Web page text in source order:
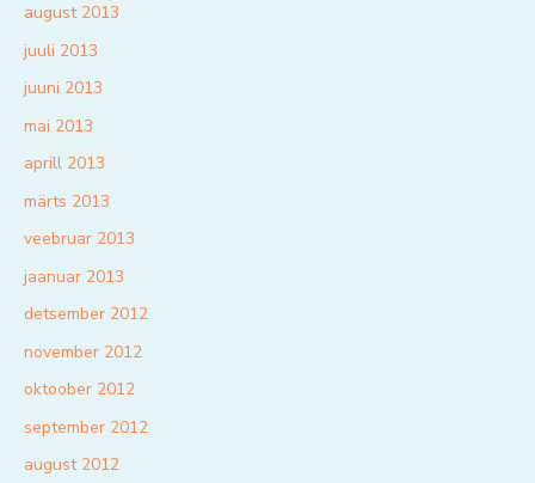
august 2013
juuli 2013
juuni 2013
mai 2013
aprill 2013
märts 2013
veebruar 2013
jaanuar 2013
detsember 2012
november 2012
oktoober 2012
september 2012
august 2012